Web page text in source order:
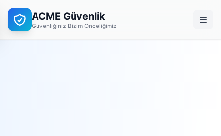
ACME Güvenlik
Güvenliğiniz Bizim Önceliğimiz